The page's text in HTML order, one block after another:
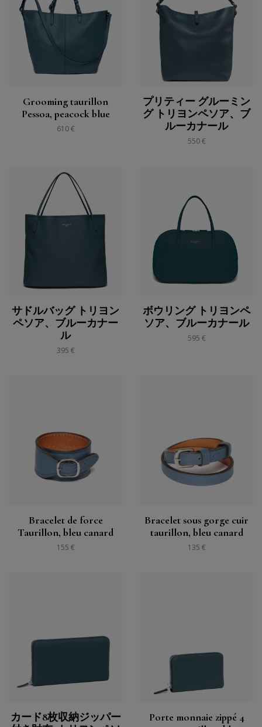
Grooming taurillon
Pessoa, peacock blue
610 €
プリティー グルーミン
グ トリヨンペソア、ブ
ルーカナール
550 €
サドルバッグ トリヨン
ペソア、ブルーカナー
ル
395 €
ボウリング トリヨンペ
ソア、ブルーカナール
595 €
Bracelet de force
Taurillon, bleu canard
155 €
Bracelet sous gorge cuir
taurillon, bleu canard
135 €
カード8枚収納ジッパー
Porte monnaie zippé 4